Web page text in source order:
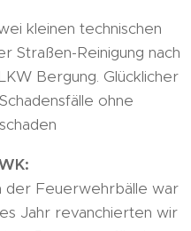
kleinen technischen
Straßen-Reinigung nach
Bergung. Glücklicher
ohne
der Feuerwehrbälle war
Jahr revanchierten wir